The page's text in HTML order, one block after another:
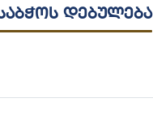
დებულება